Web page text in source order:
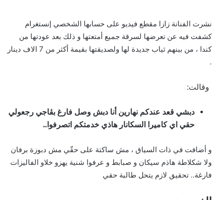
نشرت الفنانة زازا مقطع فيديو على حسابها الشخصي إنستغرام
كشفت فيه عن تعرضها لسرقة جميع أمتعتها و ذلك بعد عودتها من
كندا ، من بينهم ثياب جديدة لها ولصديقتها بقيمة أكثر من 7 الاف دينار
.
وقالت:
دبشي قعد عندكم نهارين أنا دبش وصل فارغ بڨاجي رجعولي
حقي اي كاميرا السكانار هاذي خدمتكم اتصرفوا..
و أضافت في ذات السياق ، مش ساكتة على حقّي مش دبوزة برفان
ولا شكلاطة هاذم سيكان و صبابط و عرفوا شنية يهزو خلاو الفاليزات
فارغة.. تحقيق لازم يتحل طالبة حقي